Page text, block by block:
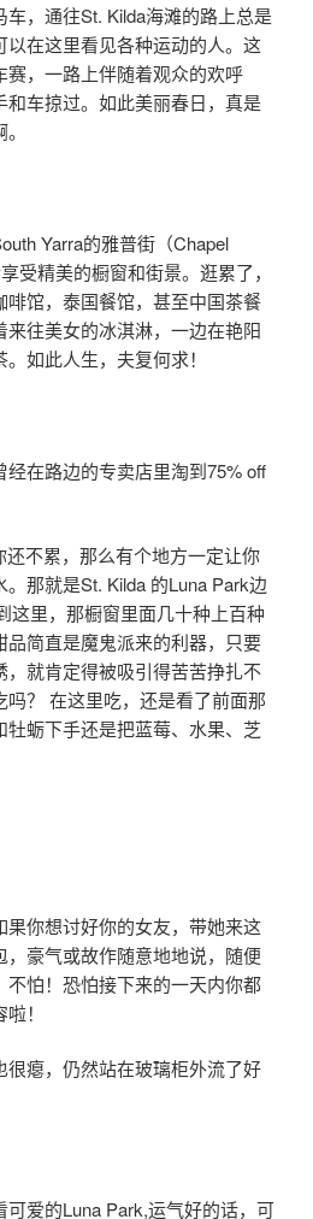
，通往St. Kilda海滩的路上总是
在这里看见各种运动的人。这
赛，一路上伴随着观众的欢呼
和车掠过。如此美丽春日，真是
Yarra的雅普街（Chapel
受精美的橱窗和街景。逛累了，
啡馆，泰国餐馆，甚至中国茶餐
往美女的冰淇淋，一边在艳阳
如此人生，夫复何求！
在路边的专卖店里淘到75% off
还不累，那么有个地方一定让你
那就是St. Kilda 的Luna Park边
这里，那橱窗里面几十种上百种
简直是魔鬼派来的利器，只要
就肯定得被吸引得苦苦挣扎不
？ 在这里吃，还是看了前面那
蛎下手还是把蓝莓、水果、芝
你想讨好你的女友，带她来这
，豪气或故作随意地地说，随便
怕！恐怕接下来的一天内你都
！
瘪，仍然站在玻璃柜外流了好
爱的Luna Park,运气好的话，可